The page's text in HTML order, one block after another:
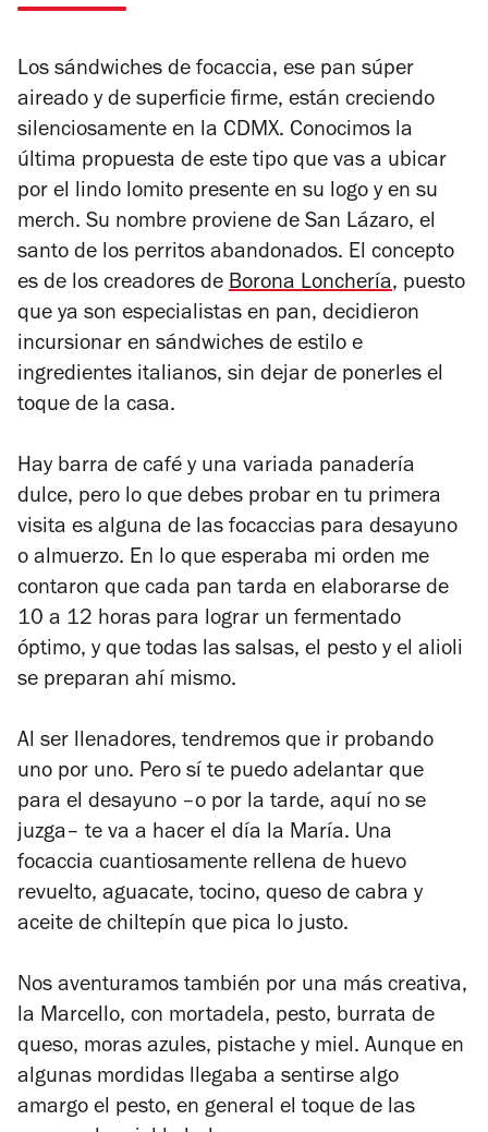
Los sándwiches de focaccia, ese pan súper
aireado y de superficie firme, están creciendo
silenciosamente en la CDMX. Conocimos la
última propuesta de este tipo que vas a ubicar
por el lindo lomito presente en su logo y en su
merch. Su nombre proviene de San Lázaro, el
santo de los perritos abandonados. El concepto
es de los creadores de Borona Lonchería, puesto
que ya son especialistas en pan, decidieron
incursionar en sándwiches de estilo e
ingredientes italianos, sin dejar de ponerles el
toque de la casa.
Hay barra de café y una variada panadería
dulce, pero lo que debes probar en tu primera
visita es alguna de las focaccias para desayuno
o almuerzo. En lo que esperaba mi orden me
contaron que cada pan tarda en elaborarse de
10 a 12 horas para lograr un fermentado
óptimo, y que todas las salsas, el pesto y el alioli
se preparan ahí mismo.
Al ser llenadores, tendremos que ir probando
uno por uno. Pero sí te puedo adelantar que
para el desayuno –o por la tarde, aquí no se
juzga– te va a hacer el día la María. Una
focaccia cuantiosamente rellena de huevo
revuelto, aguacate, tocino, queso de cabra y
aceite de chiltepín que pica lo justo.
Nos aventuramos también por una más creativa,
la Marcello, con mortadela, pesto, burrata de
queso, moras azules, pistache y miel. Aunque en
algunas mordidas llegaba a sentirse algo
amargo el pesto, en general el toque de las